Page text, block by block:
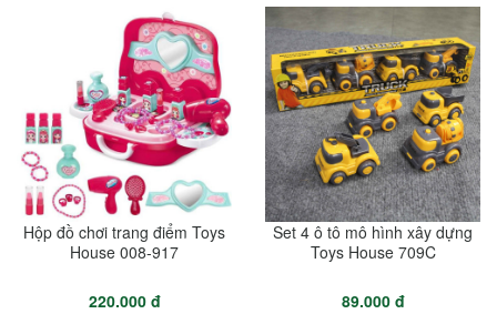
Hộp đồ chơi trang điểm Toys
House 008-917
220.000 đ
Set 4 ô tô mô hình xây dựng
Toys House 709C
89.000 đ